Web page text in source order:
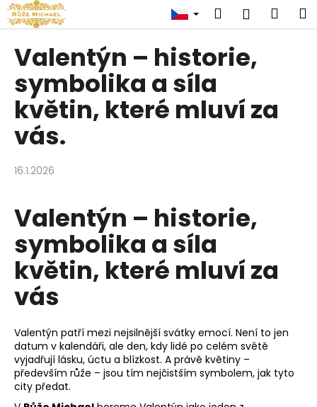
Přejít
na
obsah
Hledat
Valentýn – historie,
symbolika a síla
květin, které mluví za
vás.
16.1.2026
Valentýn – historie,
symbolika a síla
květin, které mluví za
vás
Valentýn patří mezi nejsilnější svátky emocí. Není to jen
datum v kalendáři, ale den, kdy lidé po celém světě
vyjadřují lásku, úctu a blízkost. A právě květiny –
především růže – jsou tím nejčistším symbolem, jak tyto
city předat.
K
o
C
o
p
o
t
ř
b
u
j
e
t
e
a
j
í
t